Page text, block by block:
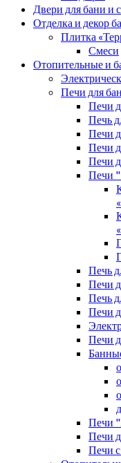
Двери для бани и
Отделка и декор
Плитка
Смеси
Отопительные и
Печи для
Печи
Печь
Печи
Печи
Печи
Печи
Печь
Печи
Печь
Печи
Печи
Печи
Печи
Печи